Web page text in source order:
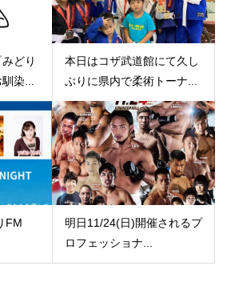
どり
染...
本日はコザ武道館にて久し
ぶりに県内で柔術トーナ...
FM
明日11/24(日)開催されるプ
ロフェッショナ...